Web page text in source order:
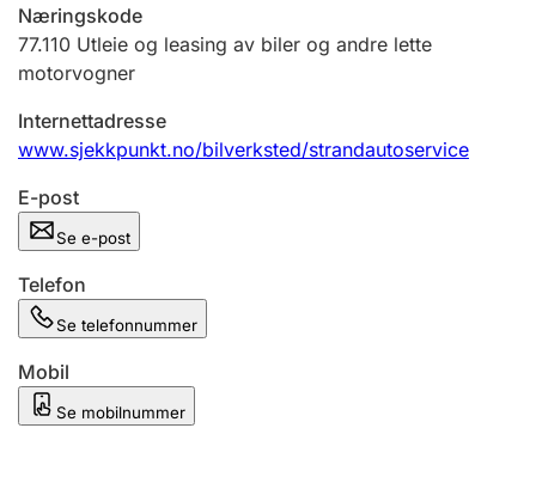
Næringskode
77.110 Utleie og leasing av biler og andre lette
motorvogner
Internettadresse
www.sjekkpunkt.no/bilverksted/strandautoservice
E-post
Se e-post
Telefon
Se telefonnummer
Mobil
Se mobilnummer